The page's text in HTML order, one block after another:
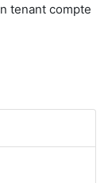
tenant compte